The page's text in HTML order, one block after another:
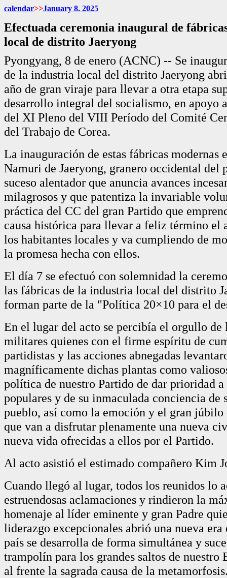
calendar>>January 8. 2025
Efectuada ceremonia inaugural de
local de distrito Jaeryong
Pyongyang, 8 de enero (ACNC) -- Se
de la industria local del distrito Jaeryong
año de gran viraje para llevar a otra etapa
desarrollo integral del socialismo, en apoyo
del XI Pleno del VIII Período del Comité
del Trabajo de Corea.
La inauguración de estas fábricas modernas
Namuri de Jaeryong, granero occidental del
suceso alentador que anuncia avances
milagrosos y que patentiza la invariable
práctica del CC del gran Partido que
causa histórica para llevar a feliz término el
los habitantes locales y va cumpliendo de
la promesa hecha con ellos.
El día 7 se efectuó con solemnidad la
las fábricas de la industria local del distrito
forman parte de la "Política 20×10 para el
En el lugar del acto se percibía el orgullo de
militares quienes con el firme espíritu de
partidistas y las acciones abnegadas
magníficamente dichas plantas como
política de nuestro Partido de dar prioridad a
populares y de su inmaculada conciencia de
pueblo, así como la emoción y el gran júbilo
que van a disfrutar plenamente una nueva
nueva vida ofrecidas a ellos por el Partido.
Al acto asistió el estimado compañero Kim
Cuando llegó al lugar, todos los reunidos lo
estruendosas aclamaciones y rindieron la
homenaje al líder eminente y gran Padre
liderazgo excepcionales abrió una nueva era
país se desarrolla de forma simultánea y
trampolín para los grandes saltos de nuestro
al frente la sagrada causa de la